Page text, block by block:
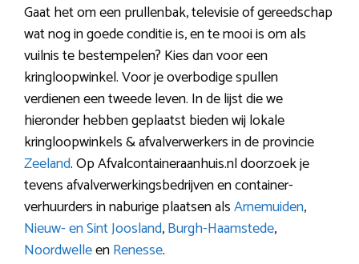
Gaat het om een prullenbak, televisie of gereedschap
wat nog in goede conditie is, en te mooi is om als
vuilnis te bestempelen? Kies dan voor een
kringloopwinkel. Voor je overbodige spullen
verdienen een tweede leven. In de lijst die we
hieronder hebben geplaatst bieden wij lokale
kringloopwinkels & afvalverwerkers in de provincie
Zeeland. Op Afvalcontaineraanhuis.nl doorzoek je
tevens afvalverwerkingsbedrijven en container-
verhuurders in naburige plaatsen alsArnemuiden,
Nieuw- en Sint Joosland,Burgh-Haamstede,
NoordwelleenRenesse.